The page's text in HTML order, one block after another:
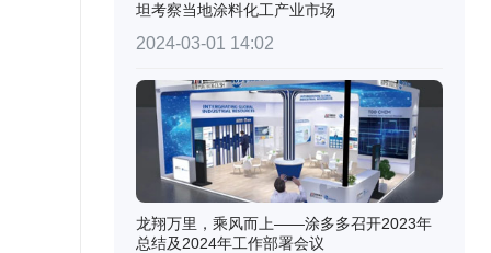
坦考察当地涂料化工产业市场
2024-03-01 14:02
龙翔万里，乘风而上——涂多多召开2023年
总结及2024年工作部署会议